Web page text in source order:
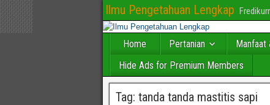
Ilmu Pengetahuan Lengkap
Home Pertanian Manfaat
Hide Ads for Premium Members
Tag: tanda tanda mastitis sapi